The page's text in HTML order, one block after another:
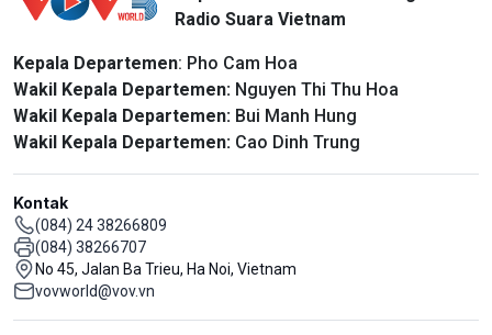
Radio Suara Vietnam
Kepala Departemen: Pho Cam Hoa
Wakil Kepala Departemen: Nguyen Thi Thu Hoa
Wakil Kepala Departemen: Bui Manh Hung
Wakil Kepala Departemen: Cao Dinh Trung
Kontak
(084) 24 38266809
(084) 38266707
No 45, Jalan Ba Trieu, Ha Noi, Vietnam
vovworld@vov.vn